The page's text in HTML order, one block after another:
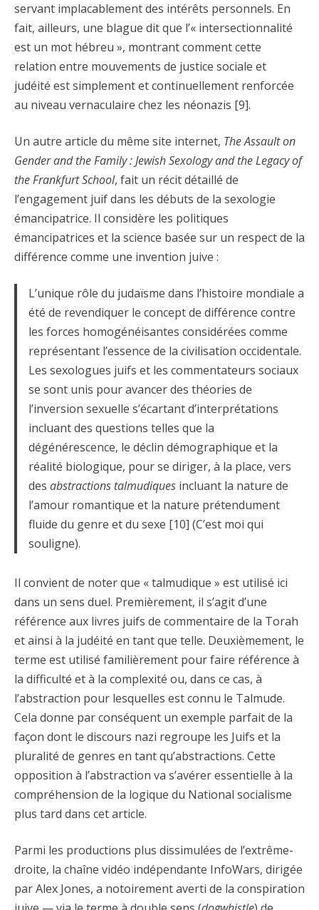
servant implacablement des intérêts personnels. En
fait, ailleurs, une blague dit que l’« intersectionnalité
est un mot hébreu », montrant comment cette
relation entre mouvements de justice sociale et
judéité est simplement et continuellement renforcée
au niveau vernaculaire chez les néonazis [9].
Un autre article du même site internet, The Assault on
Gender and the Family : Jewish Sexology and the Legacy of
the Frankfurt School, fait un récit détaillé de
l’engagement juif dans les débuts de la sexologie
émancipatrice. Il considère les politiques
émancipatrices et la science basée sur un respect de la
différence comme une invention juive :
L’unique rôle du judaïsme dans l’histoire mondiale a
été de revendiquer le concept de différence contre
les forces homogénéisantes considérées comme
représentant l’essence de la civilisation occidentale.
Les sexologues juifs et les commentateurs sociaux
se sont unis pour avancer des théories de
l’inversion sexuelle s’écartant d’interprétations
incluant des questions telles que la
dégénérescence, le déclin démographique et la
réalité biologique, pour se diriger, à la place, vers
des abstractions talmudiques incluant la nature de
l’amour romantique et la nature prétendument
fluide du genre et du sexe [10] (C’est moi qui
souligne).
Il convient de noter que « talmudique » est utilisé ici
dans un sens duel. Premièrement, il s’agit d’une
référence aux livres juifs de commentaire de la Torah
et ainsi à la judéité en tant que telle. Deuxièmement, le
terme est utilisé familièrement pour faire référence à
la difficulté et à la complexité ou, dans ce cas, à
l’abstraction pour lesquelles est connu le Talmude.
Cela donne par conséquent un exemple parfait de la
façon dont le discours nazi regroupe les Juifs et la
pluralité de genres en tant qu’abstractions. Cette
opposition à l’abstraction va s’avérer essentielle à la
compréhension de la logique du National socialisme
plus tard dans cet article.
Parmi les productions plus dissimulées de l’extrême-
droite, la chaîne vidéo indépendante InfoWars, dirigée
par Alex Jones, a notoirement averti de la conspiration